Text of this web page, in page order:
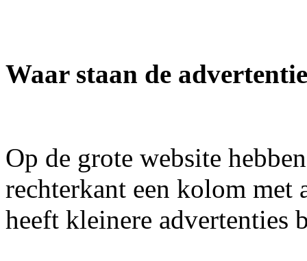
Waar staan de
Op de grote website
rechterkant een kolom met
heeft kleinere advertenties